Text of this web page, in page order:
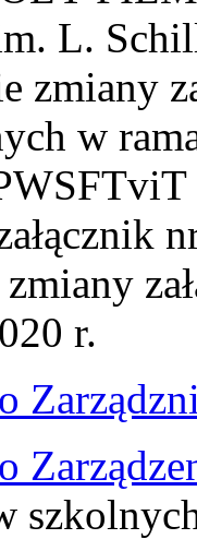
L.
zmiany
w
r.